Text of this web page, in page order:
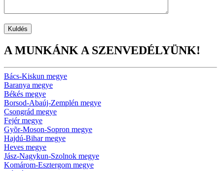
A MUNKÁNK A SZENVEDÉLYÜNK!
Bács-Kiskun megye
Baranya megye
Békés megye
Borsod-Abaúj-Zemplén megye
Csongrád megye
Fejér megye
Gyõr-Moson-Sopron megye
Hajdú-Bihar megye
Heves megye
Jász-Nagykun-Szolnok megye
Komárom-Esztergom megye